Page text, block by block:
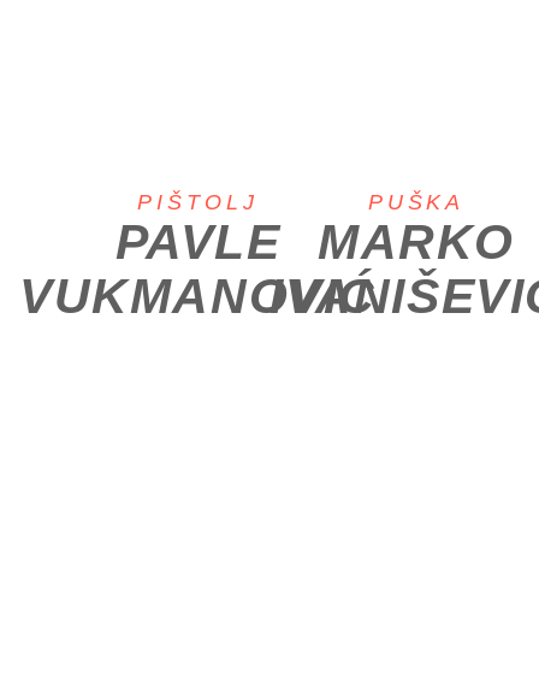
PIŠTOLJ
PAVLE
VUKMANOVIĆ
PUŠKA
MARKO